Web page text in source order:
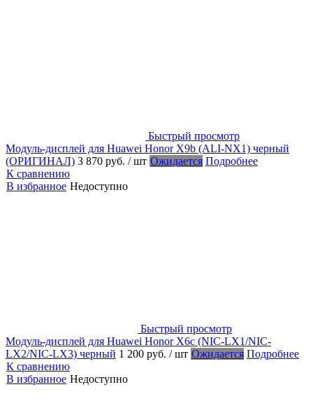
Быстрый просмотр
Модуль-дисплей для Huawei Honor X9b (ALI-NX1) черный
(ОРИГИНАЛ) 3 870 руб. / шт Ожидается Подробнее
К сравнению
В избранное Недоступно
Быстрый просмотр
Модуль-дисплей для Huawei Honor X6c (NIC-LX1/NIC-
LX2/NIC-LX3) черный 1 200 руб. / шт Ожидается Подробнее
К сравнению
В избранное Недоступно